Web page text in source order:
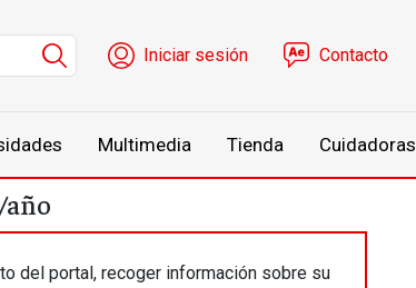
Menú de cuenta de usuario
Iniciar sesión Contacto
Multimedia Tienda Cuidadoras
del portal, recoger información sobre su
año